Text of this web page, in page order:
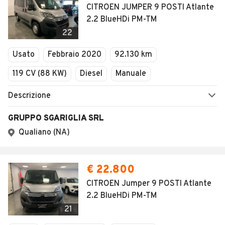
22
CITROEN JUMPER 9 POSTI Atlante
2.2 BlueHDi PM-TM
Usato Febbraio 2020
92.130 km
119 CV (88 KW)
Diesel Manuale
Descrizione
GRUPPO SGARIGLIA SRL
Qualiano (NA)
21
€ 22.800
CITROEN Jumper 9 POSTI Atlante
2.2 BlueHDi PM-TM